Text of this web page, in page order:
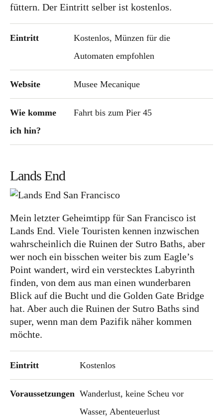
füttern. Der Eintritt selber ist kostenlos.
Eintritt
Kostenlos, Münzen für die
Automaten empfohlen
Website Musee Mecanique
Wie komme
ich hin?
Fahrt bis zum Pier 45
Lands End
Mein letzter Geheimtipp für San Francisco ist
Lands End. Viele Touristen kennen inzwischen
wahrscheinlich die Ruinen der Sutro Baths, aber
wer noch ein bisschen weiter bis zum Eagle’s
Point wandert, wird ein verstecktes Labyrinth
finden, von dem aus man einen wunderbaren
Blick auf die Bucht und die Golden Gate Bridge
hat. Aber auch die Ruinen der Sutro Baths sind
super, wenn man dem Pazifik näher kommen
möchte.
Eintritt Kostenlos
Voraussetzungen Wanderlust, keine Scheu vor
Wasser, Abenteuerlust